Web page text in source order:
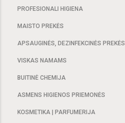
PROFESIONALI HIGIENA
MAISTO PREKĖS
APSAUGINĖS, DEZINFEKCINĖS PREKĖS
VISKAS NAMAMS
BUITINĖ CHEMIJA
ASMENS HIGIENOS PRIEMONĖS
KOSMETIKA | PARFUMERIJA